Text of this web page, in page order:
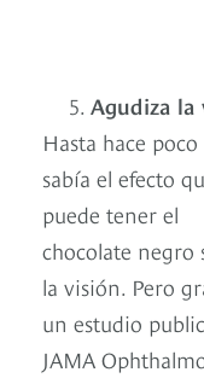
Agudiza la
Hasta hace
sabía el efecto
puede tener el
chocolate negro
la visión. Pero
un estudio
JAMA